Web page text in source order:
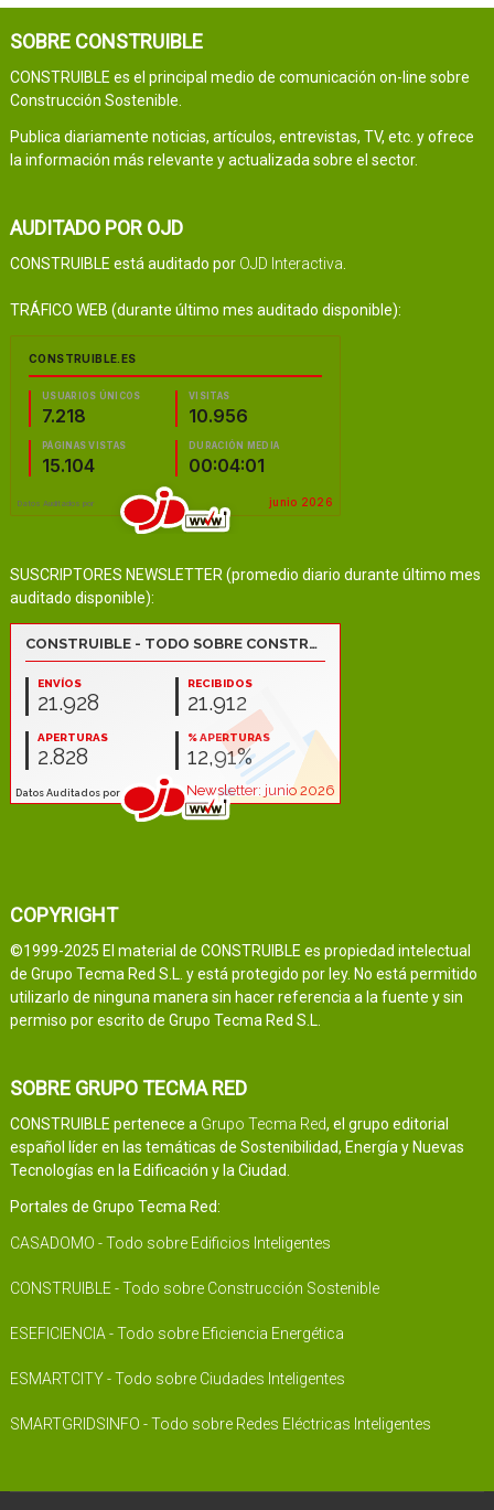
SOBRE CONSTRUIBLE
CONSTRUIBLE es el principal medio de comunicación on-line sobre
Construcción Sostenible.
Publica diariamente noticias, artículos, entrevistas, TV, etc. y ofrece
la información más relevante y actualizada sobre el sector.
AUDITADO POR OJD
CONSTRUIBLE está auditado por OJD Interactiva
TRÁFICO WEB (durante último mes auditado disponible):
SUSCRIPTORES NEWSLETTER (promedio diario durante último mes
auditado disponible):
COPYRIGHT
©1999-2025 El material de CONSTRUIBLE es propiedad intelectual
de Grupo Tecma Red S.L. y está protegido por ley. No está permitido
utilizarlo de ninguna manera sin hacer referencia a la fuente y sin
permiso por escrito de Grupo Tecma Red S.L.
SOBRE GRUPO TECMA RED
CONSTRUIBLE pertenece a Grupo Tecma Red, el grupo editorial
español líder en las temáticas de Sostenibilidad, Energía y Nuevas
Tecnologías en la Edificación y la Ciudad.
Portales de Grupo Tecma Red:
CASADOMO - Todo sobre Edificios Inteligentes
CONSTRUIBLE - Todo sobre Construcción Sostenible
ESEFICIENCIA - Todo sobre Eficiencia Energética
ESMARTCITY - Todo sobre Ciudades Inteligentes
SMARTGRIDSINFO - Todo sobre Redes Eléctricas Inteligentes